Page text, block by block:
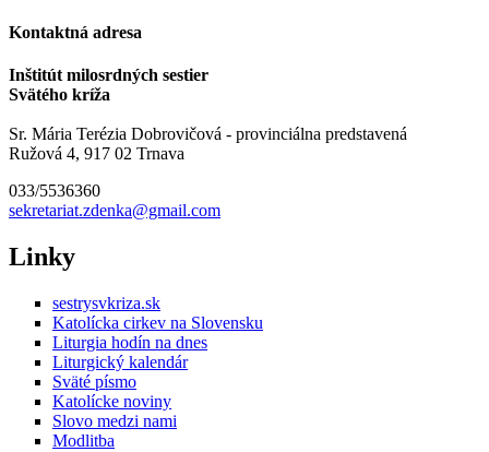
Kontaktná adresa
Inštitút milosrdných sestier
Svätého kríža
Sr. Mária Terézia Dobrovičová - provinciálna predstavená
Ružová 4, 917 02 Trnava
033/5536360
sekretariat.zdenka@gmail.com
Linky
sestrysvkriza.sk
Katolícka cirkev na Slovensku
Liturgia hodín na dnes
Liturgický kalendár
Sväté písmo
Katolícke noviny
Slovo medzi nami
Modlitba